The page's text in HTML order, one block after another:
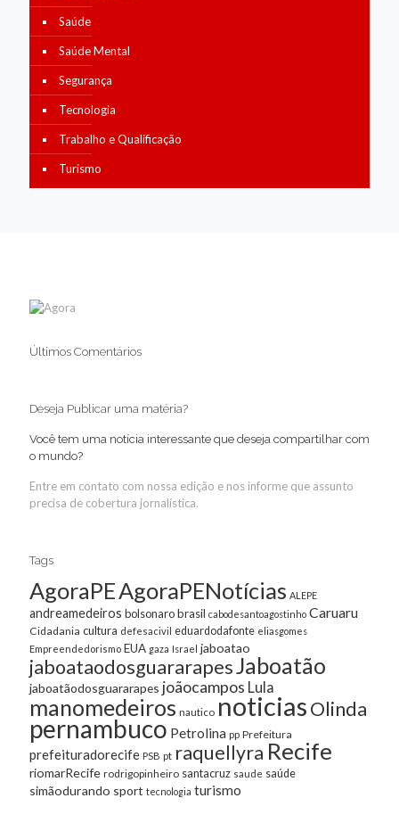
Saúde
Saúde Mental
Segurança
Tecnologia
Trabalho e Qualificação
Turismo
Últimos Comentários
Deseja Publicar uma matéria?
Você tem uma notícia interessante que deseja compartilhar com
o mundo?
Entre em contato com nossa edição e nos informe que assunto
precisa de cobertura jornalística.
Tags
AgoraPEAgoraPENotícias ALEPE
andreamedeiros bolsonarobrasil cabodesantoagostinho Caruaru
Cidadania cultura defesacivil eduardodafonte eliasgomes
Empreendedorismo EUA gaza Israel jaboatao
jaboataodosguararapesJaboatão
jaboatãodosguararapes joãocampos Lula
manomedeiros nautico noticiasOlinda
pernambuco Petrolina pp Prefeitura
prefeituradorecife PSB pt raquellyra Recife
riomarRecife rodrigopinheiro santacruz saude saúde
simãodurando sport tecnologia turismo